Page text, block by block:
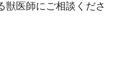
獣医師にご相談くださ